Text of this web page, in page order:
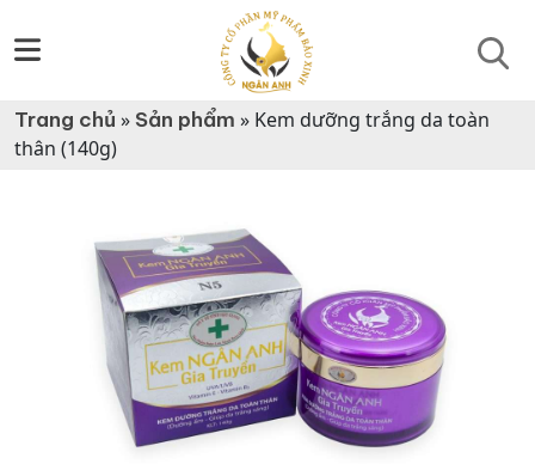
Trang chủ »Sản phẩm » Kem dưỡng trắng da toàn
thân (140g)